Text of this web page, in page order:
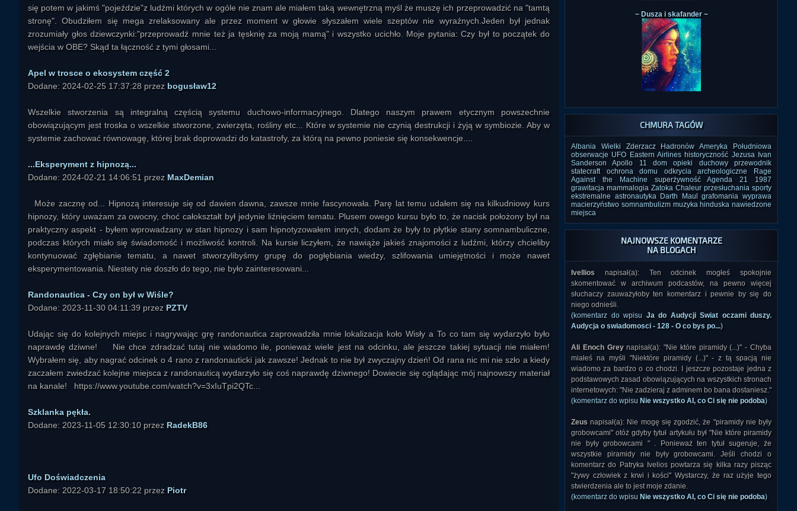
się potem w jakimś "pojeździe"z ludźmi których w ogóle nie znam ale miałem taką wewnętrzną myśl że muszę ich przeprowadzić na "tamtą
stronę". Obudziłem się mega zrelaksowany ale przez moment w głowie słyszałem wiele szeptów nie wyraźnych.Jeden był jednak
zrozumiały głos dziewczynki:"przeprowadź mnie też ja tęsknię za moją mamą" i wszystko ucichło. Moje pytania: Czy był to początek do
wejścia w OBE? Skąd ta łączność z tymi głosami...
Apel w trosce o ekosystem część 2
Dodane: 2024-02-25 17:37:28 przez bogusław12
Wszelkie stworzenia są integralną częścią systemu duchowo-informacyjnego. Dlatego naszym prawem etycznym powszechnie
obowiązującym jest troska o wszelkie stworzone, zwierzęta, rośliny etc... Które w systemie nie czynią destrukcji i żyją w symbiozie. Aby w
systemie zachować równowagę, której brak doprowadzi do katastrofy, za którą na pewno poniesie się konsekwencje....
...Eksperyment z hipnozą...
Dodane: 2024-02-21 14:06:51 przez MaxDemian
Może zacznę od... Hipnozą interesuje się od dawien dawna, zawsze mnie fascynowała. Parę lat temu udałem się na kilkudniowy kurs
hipnozy, który uważam za owocny, choć całokształt był jedynie liźnięciem tematu. Plusem owego kursu było to, że nacisk położony był na
praktyczny aspekt - byłem wprowadzany w stan hipnozy i sam hipnotyzowałem innych, dodam że były to płytkie stany somnambuliczne,
podczas których miało się świadomość i możliwość kontroli. Na kursie liczyłem, że nawiąże jakieś znajomości z ludźmi, którzy chcieliby
kontynuować zgłębianie tematu, a nawet stworzylibyśmy grupę do pogłębiania wiedzy, szlifowania umiejętności i może nawet
eksperymentowania. Niestety nie doszło do tego, nie było zainteresowani...
Randonautica - Czy on był w Wiśle?
Dodane: 2023-11-30 04:11:39 przez PZTV
Udając się do kolejnych miejsc i nagrywając grę randonautica zaprowadziła mnie lokalizacja koło Wisły a To co tam się wydarzyło było
naprawdę dziwne! Nie chce zdradzać tutaj nie wiadomo ile, ponieważ wiele jest na odcinku, ale jeszcze takiej sytuacji nie miałem!
Wybrałem się, aby nagrać odcinek o 4 rano z randonauticki jak zawsze! Jednak to nie był zwyczajny dzień! Od rana nic mi nie szło a kiedy
zaczałem zwiedzać kolejne miejsca z randonauticą wydarzyło się coś naprawdę dziwnego! Dowiecie się oglądając mój najnowszy materiał
na kanale! https://www.youtube.com/watch?v=3xIuTpi2QTc...
Szklanka pękła.
Dodane: 2023-11-05 12:30:10 przez RadekB86
Ufo Doświadczenia
Dodane: 2022-03-17 18:50:22 przez Piotr
~ Dusza i skafander ~
CHMURA TAGÓW
Albania Wielki Zderzacz Hadronów Ameryka Południowa
obserwacje UFO Eastern Airlines historyczność Jezusa Ivan
Sanderson
Apollo 11 dom opieki
duchowy przewodnik
statecraft
ochrona domu odkrycia archeologiczne
Rage
Against the Machine
superżywność Agenda 21
1987
grawitacja mammalogia Zatoka Chaleur przesłuchania sporty
ekstremalne astronautyka Darth Maul grafomania wyprawa
macierzyństwo somnambulizm muzyka hinduska nawiedzone
miejsca
NAJNOWSZE KOMENTARZE
NA BLOGACH
Ivellios napisał(a): Ten odcinek mogłeś spokojnie
skomentować w archiwum podcastów, na pewno więcej
słuchaczy zauważyłoby ten komentarz i pewnie by się do
niego odnieśli.
(komentarz do wpisu Ja do Audycji Swiat oczami duszy.
Audycja o swiadomosci - 128 - O co bys po...)
Ali Enoch Greynapisał(a): "Nie które piramidy (...)" - Chyba
miałeś na myśli "Niektóre piramidy (...)" - z tą spacją nie
wiadomo za bardzo o co chodzi. I jeszcze pozostaje jedna z
podstawowych zasad obowiązujących na wszystkich stronach
internetowych: "Nie zadzieraj z adminem bo bana dostaniesz."
(komentarz do wpisu Nie wszystko AI, co Ci się nie podoba)
Zeus napisał(a): Nie mogę się zgodzić, że "piramidy nie były
grobowcami" otóż gdyby tytuł artykułu był "Nie które piramidy
nie były grobowcami " . Ponieważ ten tytuł sugeruje, że
wszystkie piramidy nie były grobowcami. Jeśli chodzi o
komentarz do Patryka Ivelios powtarza się kilka razy pisząc
"żywy człowiek z krwi i kości" Wystarczy, że raz użyje tego
stwierdzenia ale to jest moje zdanie.
(komentarz do wpisu Nie wszystko AI, co Ci się nie podoba)